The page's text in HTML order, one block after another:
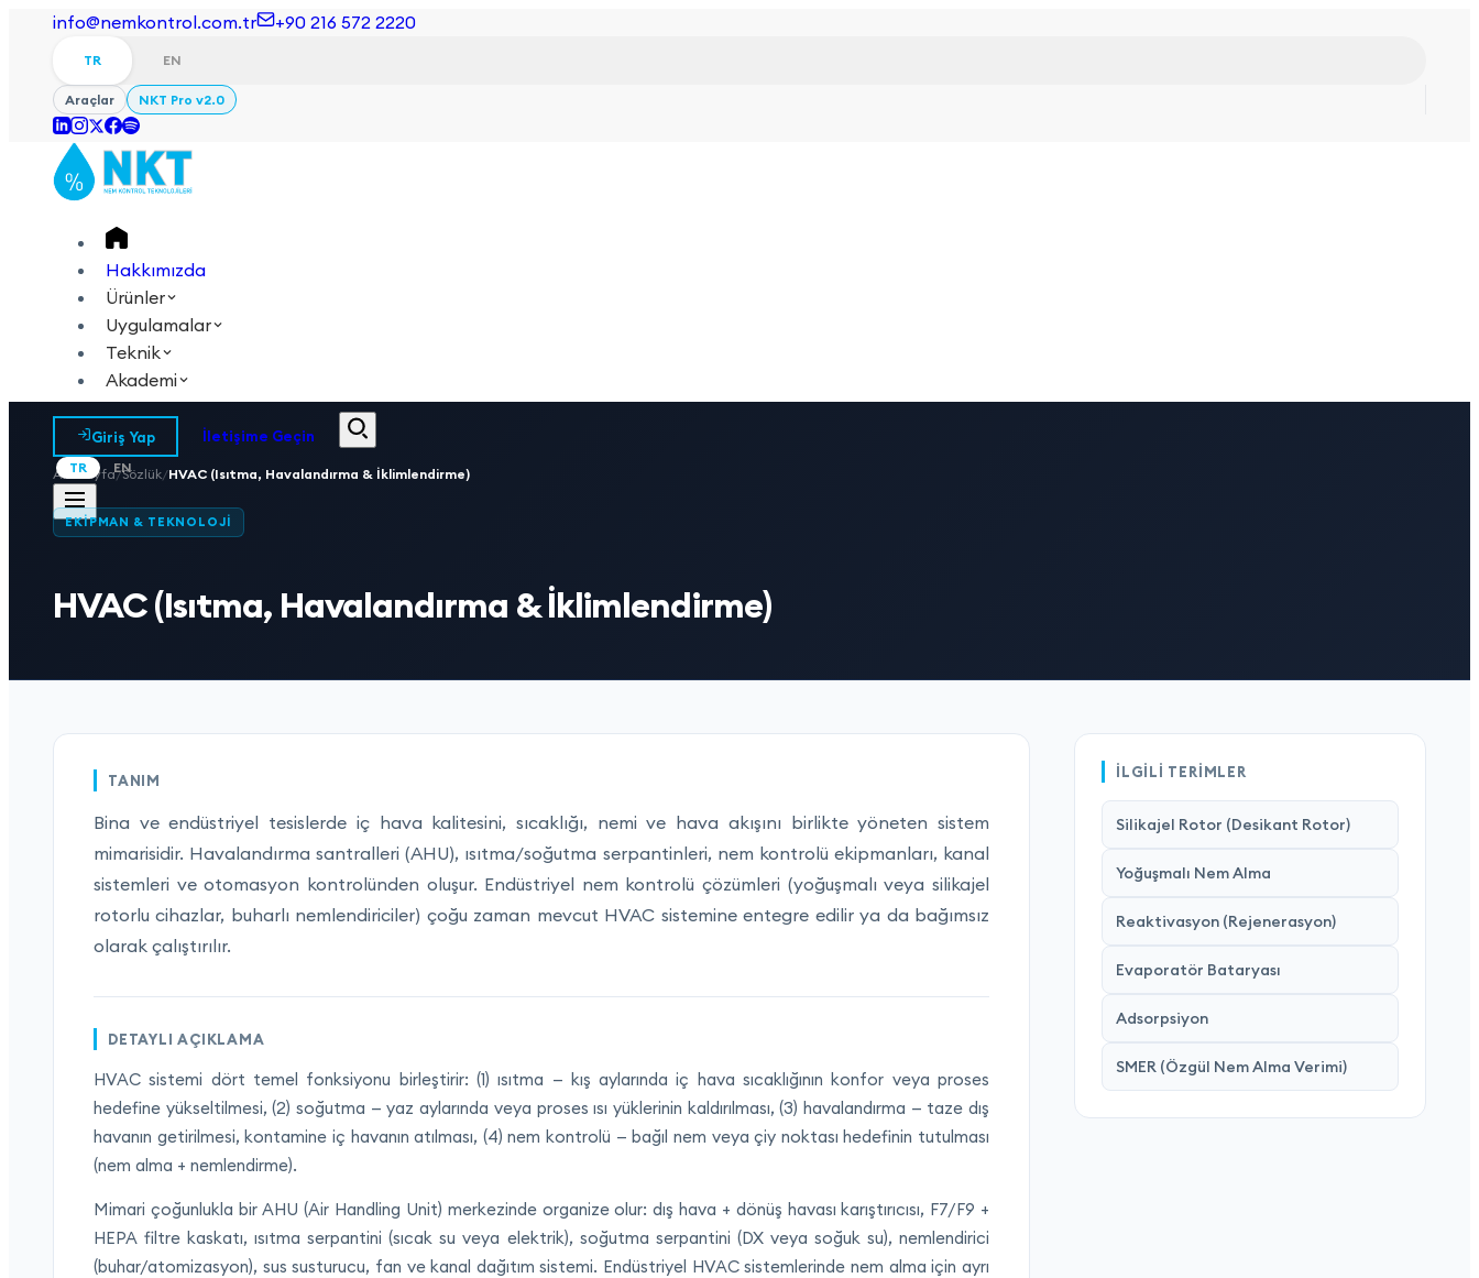
info@nemkontrol.com.tr +90 216 572 2220
TR EN
Araçlar NKT Pro v2.0
Hakkımızda
Ürünler
Uygulamalar
Teknik
Akademi
Giriş Yap İletişime Geçin
TR EN
Anasayfa/Sözlük/HVAC (Isıtma, Havalandırma & İklimlendirme)
EKIPMAN & TEKNOLOJI
HVAC (Isıtma, Havalandırma & İklimlendirme)
TANIM
Bina ve endüstriyel tesislerde iç hava kalitesini, sıcaklığı, nemi ve hava akışını birlikte yöneten sistem
mimarisidir. Havalandırma santralleri (AHU), ısıtma/soğutma serpantinleri, nem kontrolü ekipmanları, kanal
sistemleri ve otomasyon kontrolünden oluşur. Endüstriyel nem kontrolü çözümleri (yoğuşmalı veya silikajel
rotorlu cihazlar, buharlı nemlendiriciler) çoğu zaman mevcut HVAC sistemine entegre edilir ya da bağımsız
olarak çalıştırılır.
DETAYLI AÇIKLAMA
HVAC sistemi dört temel fonksiyonu birleştirir: (1) ısıtma — kış aylarında iç hava sıcaklığının konfor veya proses
hedefine yükseltilmesi, (2) soğutma — yaz aylarında veya proses ısı yüklerinin kaldırılması, (3) havalandırma — taze dış
havanın getirilmesi, kontamine iç havanın atılması, (4) nem kontrolü — bağıl nem veya çiy noktası hedefinin tutulması
(nem alma + nemlendirme).
Mimari çoğunlukla bir AHU (Air Handling Unit) merkezinde organize olur: dış hava + dönüş havası karıştırıcısı, F7/F9 +
HEPA filtre kaskatı, ısıtma serpantini (sıcak su veya elektrik), soğutma serpantini (DX veya soğuk su), nemlendirici
(buhar/atomizasyon), sus susturucu, fan ve kanal dağıtım sistemi. Endüstriyel HVAC sistemlerinde nem alma için ayrı
İLGILI TERIMLER
Silikajel Rotor (Desikant Rotor)
Yoğuşmalı Nem Alma
Reaktivasyon (Rejenerasyon)
Evaporatör Bataryası
Adsorpsiyon
SMER (Özgül Nem Alma Verimi)